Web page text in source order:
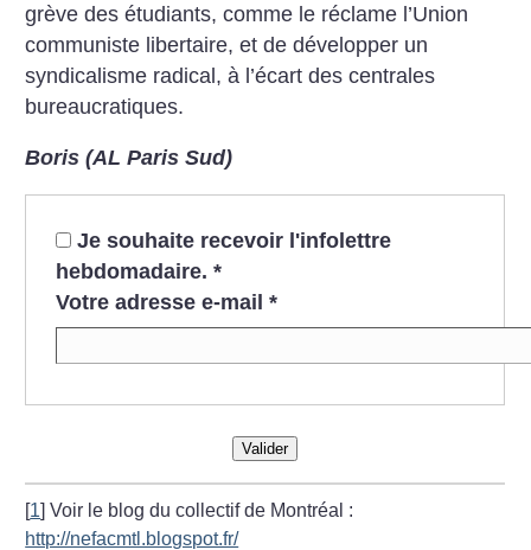
grève des étudiants, comme le réclame l’Union
communiste libertaire, et de développer un
syndicalisme radical, à l’écart des centrales
bureaucratiques.
Boris (AL Paris Sud)
Je souhaite recevoir l'infolettre
hebdomadaire. *
Votre adresse e-mail *
Valider
[1]Voir le blog du collectif de Montréal :
http://nefacmtl.blogspot.fr/